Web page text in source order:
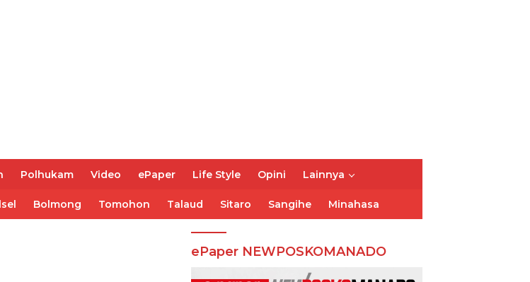
Polhukam Video ePaper Life Style Opini Lainnya
Bolmong Tomohon Talaud Sitaro Sangihe Minahasa
ePaper NEWPOSKOMANADO